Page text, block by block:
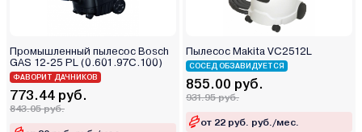
Промышленный пылесос Bosch
GAS 12-25 PL (0.601.97C.100)
ФАВОРИТ ДАЧНИКОВ
773.44 руб.
843.05 руб.
Пылесос Makita VC2512L
СОСЕД ОБЗАВИДУЕТСЯ
855.00 руб.
931.95 руб.
от 22 руб. руб./мес.